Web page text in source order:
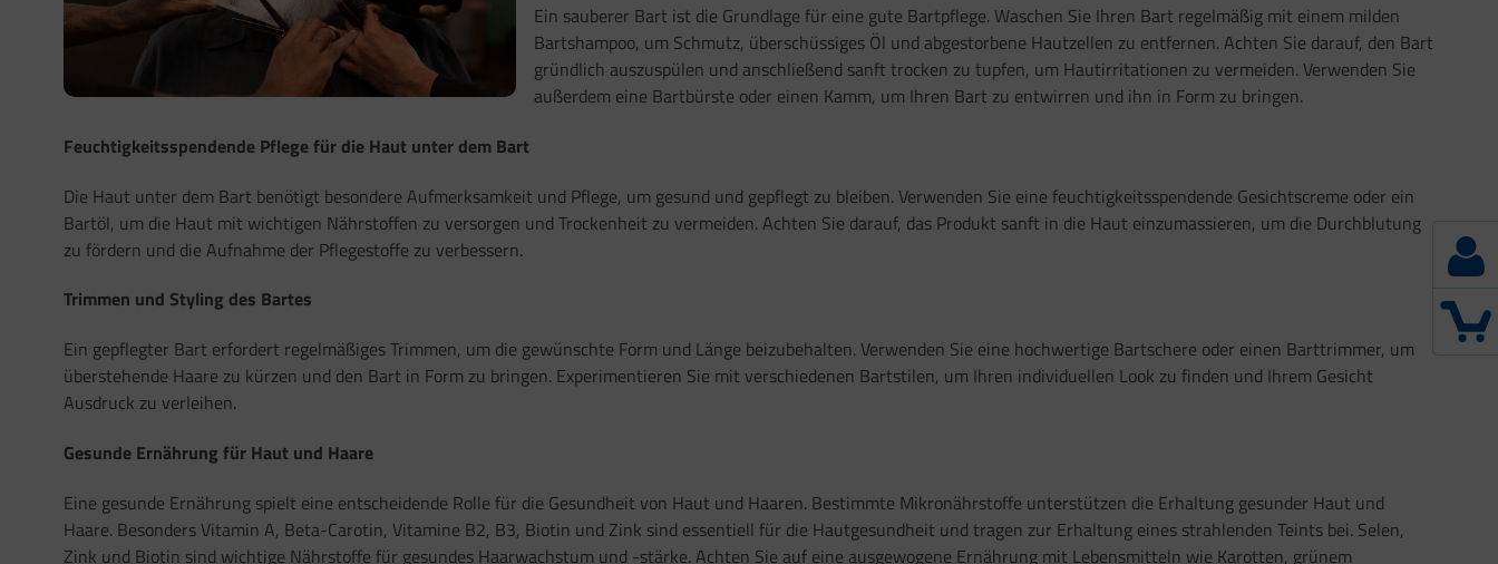
Ein sauberer Bart ist die Grundlage für eine gute Bartpflege. Waschen Sie Ihren Bart regelmäßig mit einem milden
Bartshampoo, um Schmutz, überschüssiges Öl und abgestorbene Hautzellen zu entfernen. Achten Sie darauf, den Bart
gründlich auszuspülen und anschließend sanft trocken zu tupfen, um Hautirritationen zu vermeiden. Verwenden Sie
außerdem eine Bartbürste oder einen Kamm, um Ihren Bart zu entwirren und ihn in Form zu bringen.
Feuchtigkeitsspendende Pflege für die Haut unter dem Bart
Die Haut unter dem Bart benötigt besondere Aufmerksamkeit und Pflege, um gesund und gepflegt zu bleiben. Verwenden Sie eine feuchtigkeitsspendende Gesichtscreme oder ein
Bartöl, um die Haut mit wichtigen Nährstoffen zu versorgen und Trockenheit zu vermeiden. Achten Sie darauf, das Produkt sanft in die Haut einzumassieren, um die Durchblutung
zu fördern und die Aufnahme der Pflegestoffe zu verbessern.
Trimmen und Styling des Bartes
Ein gepflegter Bart erfordert regelmäßiges Trimmen, um die gewünschte Form und Länge beizubehalten. Verwenden Sie eine hochwertige Bartschere oder einen Barttrimmer, um
überstehende Haare zu kürzen und den Bart in Form zu bringen. Experimentieren Sie mit verschiedenen Bartstilen, um Ihren individuellen Look zu finden und Ihrem Gesicht
Ausdruck zu verleihen.
Gesunde Ernährung für Haut und Haare
Eine gesunde Ernährung spielt eine entscheidende Rolle für die Gesundheit von Haut und Haaren. Bestimmte Mikronährstoffe unterstützen die Erhaltung gesunder Haut und
Haare. Besonders Vitamin A, Beta-Carotin, Vitamine B2, B3, Biotin und Zink sind essentiell für die Hautgesundheit und tragen zur Erhaltung eines strahlenden Teints bei. Selen,
Zink und Biotin sind wichtige Nährstoffe für gesundes Haarwachstum und -stärke. Achten Sie auf eine ausgewogene Ernährung mit Lebensmitteln wie Karotten, grünem